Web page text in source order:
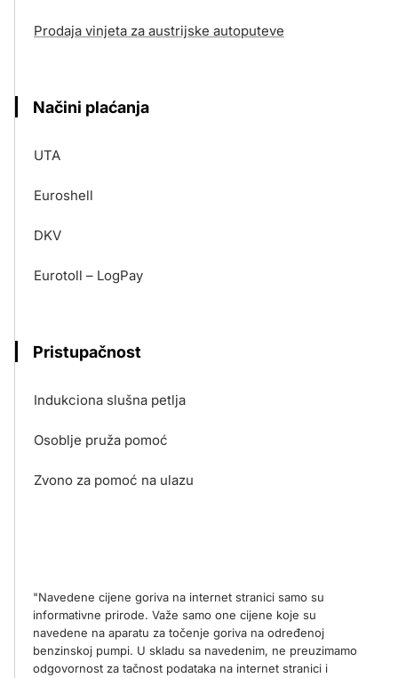
Prodaja vinjeta za austrijske autoputeve
Načini plaćanja
UTA
Euroshell
DKV
Eurotoll – LogPay
Pristupačnost
Indukciona slušna petlja
Osoblje pruža pomoć
Zvono za pomoć na ulazu
"Navedene cijene goriva na internet stranici samo su
informativne prirode. Važe samo one cijene koje su
navedene na aparatu za točenje goriva na određenoj
benzinskoj pumpi. U skladu sa navedenim, ne preuzimamo
odgovornost za tačnost podataka na internet stranici i